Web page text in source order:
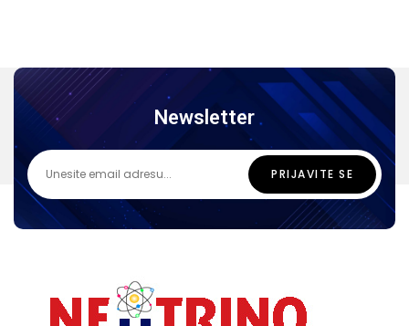
Newsletter